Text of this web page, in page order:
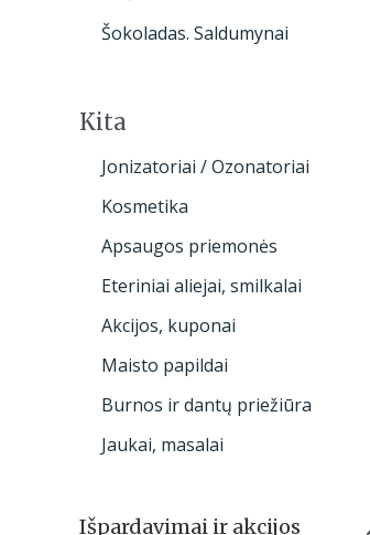
Šokoladas. Saldumynai
Kita
Jonizatoriai / Ozonatoriai
Kosmetika
Apsaugos priemonės
Eteriniai aliejai, smilkalai
Akcijos, kuponai
Maisto papildai
Burnos ir dantų priežiūra
Jaukai, masalai
Išpardavimai ir akcijos